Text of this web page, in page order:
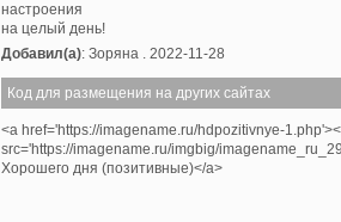
настроения
на целый день!
Добавил(а): Зоряна . 2022-11-28
Код для размещения на других сайтах
<a href='https://imagename.ru/hdpozitivnye-
src='https://imagename.ru/imgbig/
Хорошего дня (позитивные)</a>